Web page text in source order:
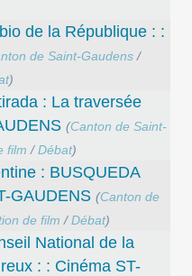
de la République : :
de Saint-Gaudens /
)
: La traversée
(Canton de Saint-
film /Débat)
: BUSQUEDA
GAUDENS (Canton de
de film /Débat)
National de la
: : Cinéma ST-